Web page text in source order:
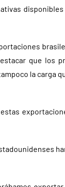
que los
la carga